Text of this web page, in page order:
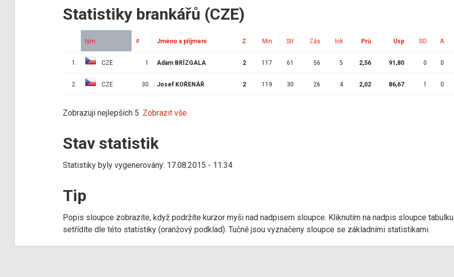
Statistiky brankářů (CZE)
tým # Jméno a příjmení Z Min Stř Zás Ink Prů Úsp SO A
1. CZE 1 Adam BRÍZGALA 2 117 61 56 5 2,56 91,80 0 0
2. CZE 30 Josef KOŘENÁŘ 2 119 30 26 4 2,02 86,67 1 0
Zobrazuji nejlepších 5. Zobrazit vše.
Stav statistik
Statistiky byly vygenerovány: 17.08.2015 - 11:34
Tip
Popis sloupce zobrazíte, když podržíte kurzor myši nad nadpisem sloupce. Kliknutím na nadpis sloupce tabulku
setřídíte dle této statistiky (oranžový podklad). Tučně jsou vyznačeny sloupce se základními statistikami.